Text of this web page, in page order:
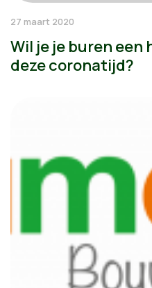
27 maart 2020
Wil je je buren een
deze coronatijd?